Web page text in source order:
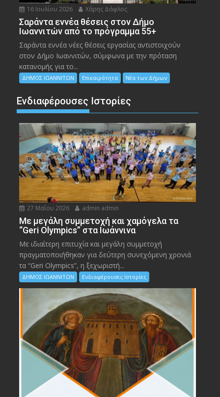
16 Ιουλίου 2026 Χάρης Δάφλος
Σαράντα εννέα θέσεις στον Δήμο
Ιωαννιτών από το πρόγραμμα 55+
Σαράντα εννέα νέες θέσεις εργασίας αντιστοιχούν
στον Δήμο Ιωαννιτών, σύμφωνα με την πρόταση
κατανομής για το...
ΔΗΜΟΣ ΙΩΑΝΝΙΤΩΝ Επικαιρότητα Νέα των Δήμων
Ενδιαφέρουσες Ιστορίες
27 Μαΐου 2026 admin admin
Με μεγάλη συμμετοχή και χαμόγελα τα
“Geri Olympics” στα Ιωάννινα
Με ιδιαίτερη επιτυχία και μεγάλη συμμετοχή
πραγματοποιήθηκαν για δεύτερη συνεχόμενη χρονιά
τα “Geri Olympics”, η ξεχωριστή...
ΔΗΜΟΣ ΙΩΑΝΝΙΤΩΝ Ενδιαφέρουσες Ιστορίες